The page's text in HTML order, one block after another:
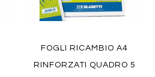
FOGLI RICAMBIO A4
RINFORZATI QUADRO 5